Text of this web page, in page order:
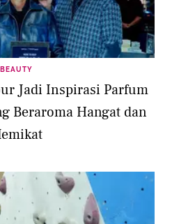
BEAUTY
Jadi Inspirasi Parfum
Beraroma Hangat dan